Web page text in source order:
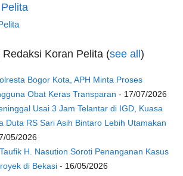
Koran Pelita (see all)
Bogor Kota, APH Minta Proses
Obat Keras Transparan - 17/07/2026
Usai 3 Jam Telantar di IGD, Kuasa
Duta RS Sari Asih Bintaro Lebih Utamakan
05/2026
H. Nasution Soroti Penanganan Kasus
di Bekasi - 16/05/2026